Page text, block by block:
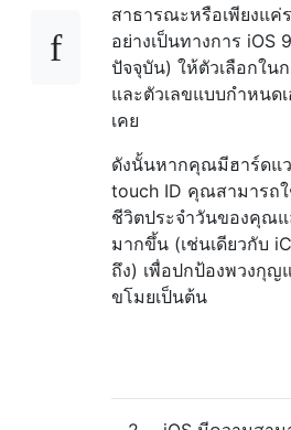
สาธารณะหรือเพียงแค่
อย่างเป็นทางการ iOS
ปัจจุบัน) ให้ตัวเลือกใน
และตัวเลขแบบกำหน
เคย
ดังนั้นหากคุณมีฮาร์ดแ
touch ID คุณสามารถ
ชีวิตประจำวันของคุณ
มากขึ้น (เช่นเดียวกับ
ถึง) เพื่อปกป้องพวงกุ
ขโมยเป็นต้น